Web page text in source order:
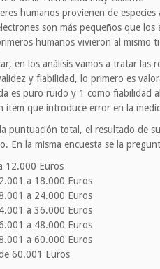
humanos provienen de
son más pequeños que los
humanos vivieron al mismo
en los análisis vamos a tratar las
y fiabilidad, lo primero es
es puro ruido y 1 como fiabilidad
ítem que introduce error en la
puntuación total, el resultado de
En la misma encuesta se la
12.000 Euros
a 18.000 Euros
a 24.000 Euros
a 36.000 Euros
a 48.000 Euros
a 60.000 Euros
60.001 Euros